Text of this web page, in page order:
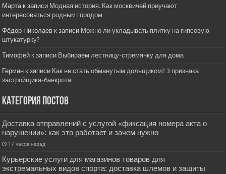
Мартак записи Модная история. Как москвичей приучают
интересоваться родным городом
Фёдор Николаев к записи Можно ли укладывать плитку на гипсовую
штукатурку?
Тимофей к записи Выбираем лестницу-стремянку для дома
Герман к записи Как не стать обманутым дольщиком? 3 признака
застройщика-банкрота
Категория постов
Доставка отправлений с услугой «фиксация номера акта о
нарушении»: как это работает и зачем нужно
17 часов назад
Курьерские услуги для магазинов товаров для
экстремальных видов спорта: доставка шлемов и защиты